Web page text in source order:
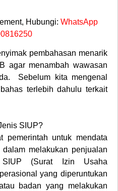
Hubungi: WhatsApp
pembahasan menarik
agar menambah wawasan
Sebelum kita mengenal
terlebih dahulu terkait
SIUP?
pemerintah untuk mendata
melakukan penjualan
(Surat Izin Usaha
yang diperuntukan
badan yang melakukan